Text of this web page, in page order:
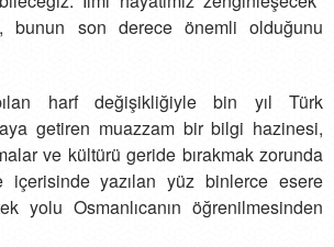
bunun son derece önemli olduğunu
harf değişikliğiyle bin yıl Türk
getiren muazzam bir bilgi hazinesi,
ve kültürü geride bırakmak zorunda
içerisinde yazılan yüz binlerce esere
yolu Osmanlıcanın öğrenilmesinden